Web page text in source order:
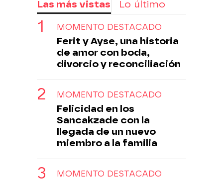
Las más vistas Lo último
MOMENTO DESTACADO
Ferit y Ayse, una historia
de amor con boda,
divorcio y reconciliación
MOMENTO DESTACADO
Felicidad en los
Sancakzade con la
llegada de un nuevo
miembro a la familia
MOMENTO DESTACADO